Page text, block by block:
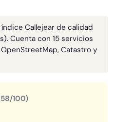
índice Callejear de calidad
Cuenta con 15 servicios
Catastro y
100)